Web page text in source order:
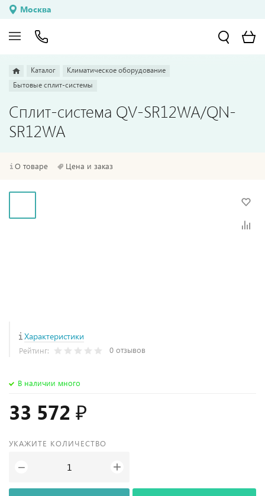
Москва
Каталог
Климатическое оборудование
Бытовые сплит-системы
Сплит-система QV-SR12WA/QN-
SR12WA
О товаре Цена и заказ
Характеристики
Рейтинг: 0 отзывов
В наличии много
33 572 ₽
УКАЖИТЕ КОЛИЧЕСТВО
− +